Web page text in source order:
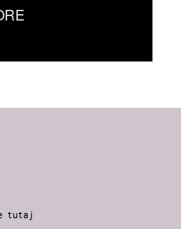
tutaj